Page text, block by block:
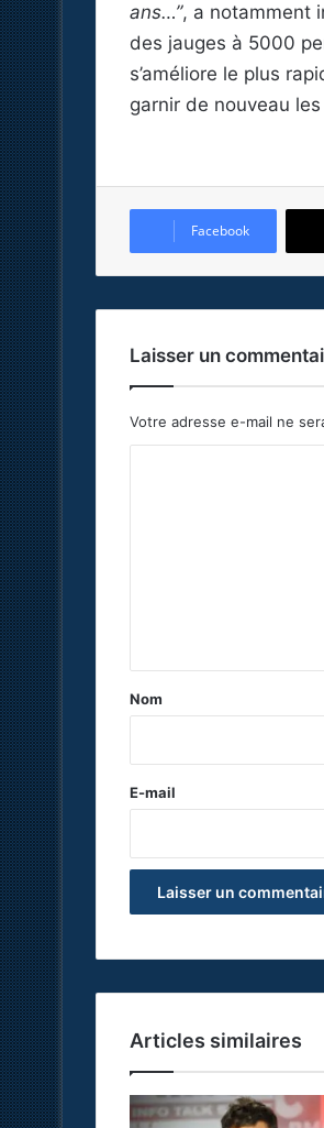
ans…”, a notamment
des jauges à 5000
s’améliore le plus
garnir de nouveau
Facebook
Laisser un
Votre adresse e-mail ne
a
e
Nom
E-mail
Articles similaires